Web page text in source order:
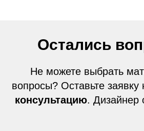
Остались
Не можете выбрать
вопросы? Оставьте заявку
консультацию. Дизайнер